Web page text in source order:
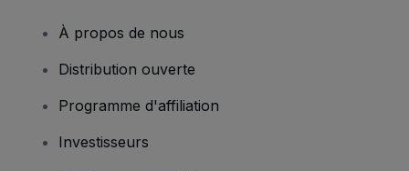
À propos de nous
Distribution ouverte
Programme d'affiliation
Investisseurs